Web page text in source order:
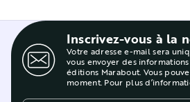
Inscrivez-vous à la
Votre adresse e-mail sera
vous envoyer des
éditions Marabout. Vous
moment. Pour plus